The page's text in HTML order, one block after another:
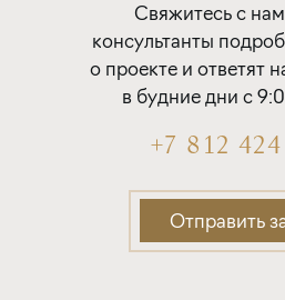
Свяжитесь с
консультанты
о проекте и ответят
в будние дни с
+7 812 424
Отправить